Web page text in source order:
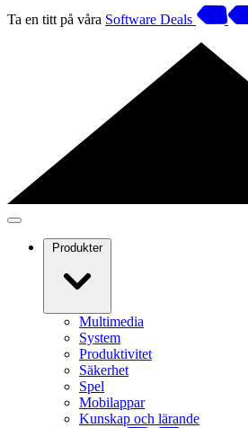
Ta en titt på våra Software Deals
Produkter
Multimedia
System
Produktivitet
Säkerhet
Spel
Mobilappar
Kunskap och lärande